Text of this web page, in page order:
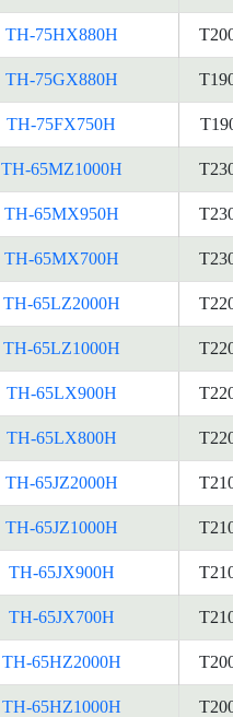
TH-75HX880H
TH-75GX880H
TH-75FX750H
TH-65MZ1000H
TH-65MX950H
TH-65MX700H
TH-65LZ2000H
TH-65LZ1000H
TH-65LX900H
TH-65LX800H
TH-65JZ2000H
TH-65JZ1000H
TH-65JX900H
TH-65JX700H
TH-65HZ2000H
TH-65HZ1000H